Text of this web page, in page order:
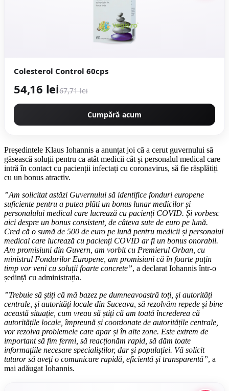
Colesterol Control 60cps
54,16 lei67,71 lei
Cumpără acum
Președintele Klaus Iohannis a anunțat joi că a cerut guvernului să
găsească soluții pentru ca atât medicii cât și personalul medical care
intră în contact cu pacienții infectați cu coronavirus, să fie răsplătiți
cu un bonus atractiv.
”Am solicitat astăzi Guvernului să identifice fonduri europene
suficiente pentru a putea plăti un bonus lunar medicilor și
personalului medical care lucrează cu pacienți COVID. Și vorbesc
aici despre un bonus consistent, de câteva sute de euro pe lună.
Cred că o sumă de 500 de euro pe lună pentru medicii și personalul
medical care lucrează cu pacienți COVID ar fi un bonus onorabil.
Am promisiuni din Guvern, am vorbit cu Premierul Orban, cu
ministrul Fondurilor Europene, am promisiuni că în foarte puțin
timp vor veni cu soluții foarte concrete”, a declarat Iohannis într-o
ședință cu administrația.
”Trebuie să știți că mă bazez pe dumneavoastră toți, și autorități
centrale, și autorități locale din Suceava, să rezolvăm repede și bine
această situație, cum vreau să știți că am toată încrederea că
autoritățile locale, împreună și coordonate de autoritățile centrale,
vor rezolva problemele care apar și în alte zone. Este extrem de
important să fim fermi, să reacționăm rapid, să dăm toate
informațiile necesare specialiștilor, dar și populației. Vă solicit
tuturor să aveți o comunicare rapidă, eficientă și transparentă”, a
mai adăugat Iohannis.